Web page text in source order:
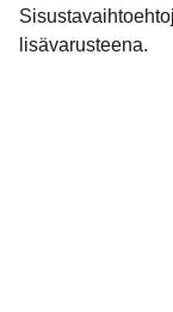
lisävarusteena.